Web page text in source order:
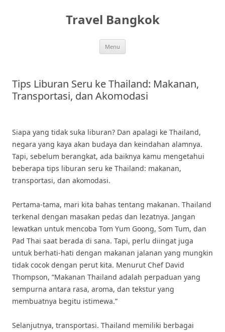
Travel Bangkok
Menu
Tips Liburan Seru ke Thailand: Makanan,
Transportasi, dan Akomodasi
Siapa yang tidak suka liburan? Dan apalagi ke Thailand,
negara yang kaya akan budaya dan keindahan alamnya.
Tapi, sebelum berangkat, ada baiknya kamu mengetahui
beberapa tips liburan seru ke Thailand: makanan,
transportasi, dan akomodasi.
Pertama-tama, mari kita bahas tentang makanan. Thailand
terkenal dengan masakan pedas dan lezatnya. Jangan
lewatkan untuk mencoba Tom Yum Goong, Som Tum, dan
Pad Thai saat berada di sana. Tapi, perlu diingat juga
untuk berhati-hati dengan makanan jalanan yang mungkin
tidak cocok dengan perut kita. Menurut Chef David
Thompson, “Makanan Thailand adalah perpaduan yang
sempurna antara rasa, aroma, dan tekstur yang
membuatnya begitu istimewa.”
Selanjutnya, transportasi. Thailand memiliki berbagai